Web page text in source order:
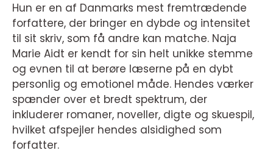
Hun er en af Danmarks mest fremtrædende
forfattere, der bringer en dybde og intensitet
til sit skriv, som få andre kan matche. Naja
Marie Aidt er kendt for sin helt unikke stemme
og evnen til at berøre læserne på en dybt
personlig og emotionel måde. Hendes værker
spænder over et bredt spektrum, der
inkluderer romaner, noveller, digte og skuespil,
hvilket afspejler hendes alsidighed som
forfatter.